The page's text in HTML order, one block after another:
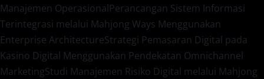
Manajemen OperasionalPerancangan Sistem Informasi
Terintegrasi melalui Mahjong Ways Menggunakan
Enterprise ArchitectureStrategi Pemasaran Digital pada
Kasino Digital Menggunakan Pendekatan Omnichannel
MarketingStudi Manajemen Risiko Digital melalui Mahjong